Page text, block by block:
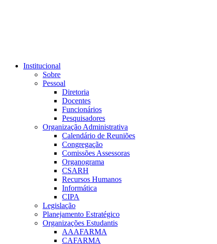
Institucional
Sobre
Pessoal
Diretoria
Docentes
Funcionários
Pesquisadores
Organização Administrativa
Calendário de Reuniões
Congregação
Comissões Assessoras
Organograma
CSARH
Recursos Humanos
Informática
CIPA
Legislação
Planejamento Estratégico
Organizações Estudantis
AAAFARMA
CAFARMA